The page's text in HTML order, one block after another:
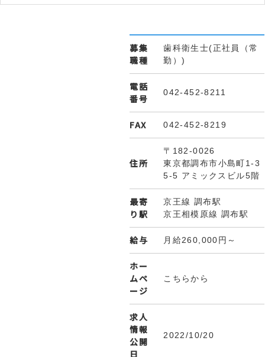
募集
職種
歯科衛生士(正社員（常
勤）)
電話
番号
042-452-8211
FAX 042-452-8219
住所
〒182-0026
東京都調布市小島町1-3
5-5 アミックスビル5階
最寄
り駅
京王線 調布駅
京王相模原線 調布駅
給与 月給260,000円～
ホー
ムペ
ージ
こちらから
求人
情報
公開
日
2022/10/20